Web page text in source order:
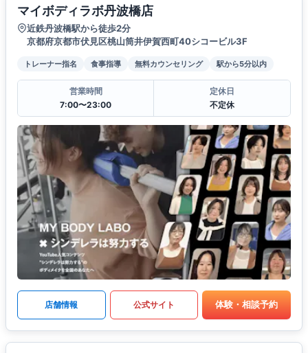
マイボディラボ丹波橋店
近鉄丹波橋駅から徒歩2分
京都府京都市伏見区桃山筒井伊賀西町40シコービル3F
トレーナー指名 食事指導 無料カウンセリング 駅から5分以内
営業時間
7:00〜23:00
定休日
不定休
店舗情報 公式サイト 体験・相談予約